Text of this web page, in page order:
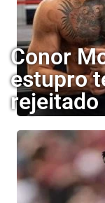
Conor
estupro
rejeitado